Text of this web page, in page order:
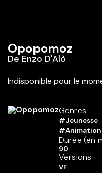
Opopomoz
DeEnzo D'Alò
Indisponible pour le
Genres
#Jeunesse
#Animation
Durée (en
90
Versions
VF